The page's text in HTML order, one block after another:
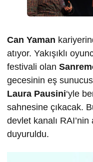
Can Yaman
atıyor. Yakışıklı
festivali olan
gecesinin eş
Laura Pausini‘yle
sahnesine çıkacak.
devlet kanalı
duyuruldu.